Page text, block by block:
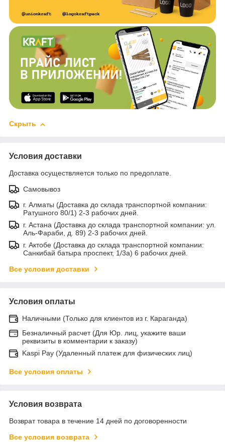
Скрыть
Условия доставки
Доставка осуществляется только по предоплате.
Самовывоз
г. Алматы (Доставка до склада транспортной компании:
Ратушного 80/1) 2-3 рабочих дней.
г. Астана (Доставка до склада транспортной компании: ул.
Аль-Фараби, д. 89) 2-3 рабочих дней.
г. Актобе (Доставка до склада транспортной компании:
Санкибай батыра проспект, 1/3а) 6 рабочих дней.
Все условия доставки
Условия оплаты
Наличными (Только для клиентов из г. Караганда)
Безналичный расчет (Для Юр. лиц, укажите ваши
реквизиты в комментарии к заказу)
Kaspi Pay (Удаленный платеж для физических лиц)
Все условия оплаты
Условия возврата
Возврат товара в течение 14 дней по договоренности
Все условия возврата